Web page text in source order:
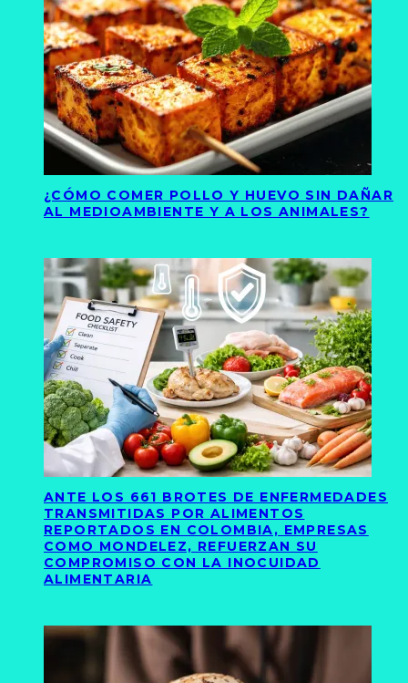
¿CÓMO COMER POLLO Y HUEVO SIN DAÑAR
AL MEDIOAMBIENTE Y A LOS ANIMALES?
ANTE LOS 661 BROTES DE ENFERMEDADES
TRANSMITIDAS POR ALIMENTOS
REPORTADOS EN COLOMBIA, EMPRESAS
COMO MONDELEZ, REFUERZAN SU
COMPROMISO CON LA INOCUIDAD
ALIMENTARIA